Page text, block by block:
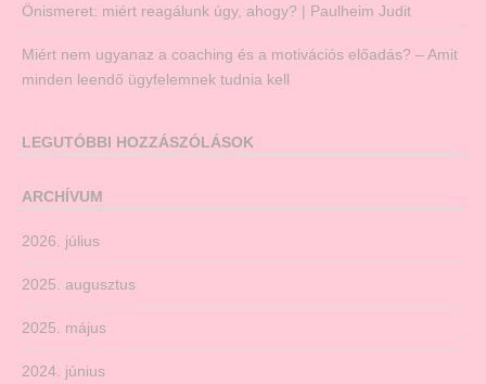
Önismeret: miért reagálunk úgy, ahogy? | Paulheim Judit
Miért nem ugyanaz a coaching és a motivációs előadás? – Amit
minden leendő ügyfelemnek tudnia kell
LEGUTÓBBI HOZZÁSZÓLÁSOK
ARCHÍVUM
2026. július
2025. augusztus
2025. május
2024. június